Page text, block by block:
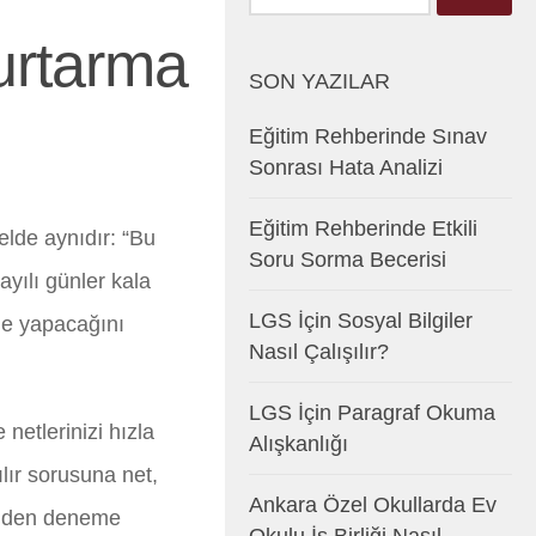
aynıdır: “Bu
günler kala
yapacağını
netlerinizi hızla
sorusuna net,
deneme
SON YAZILAR
Eğitim Rehberinde Sınav
Sonrası Hata Analizi
Eğitim Rehberinde Etkili
Soru Sorma Becerisi
LGS İçin Sosyal Bilgiler
Nasıl Çalışılır?
LGS İçin Paragraf Okuma
Alışkanlığı
Ankara Özel Okullarda Ev